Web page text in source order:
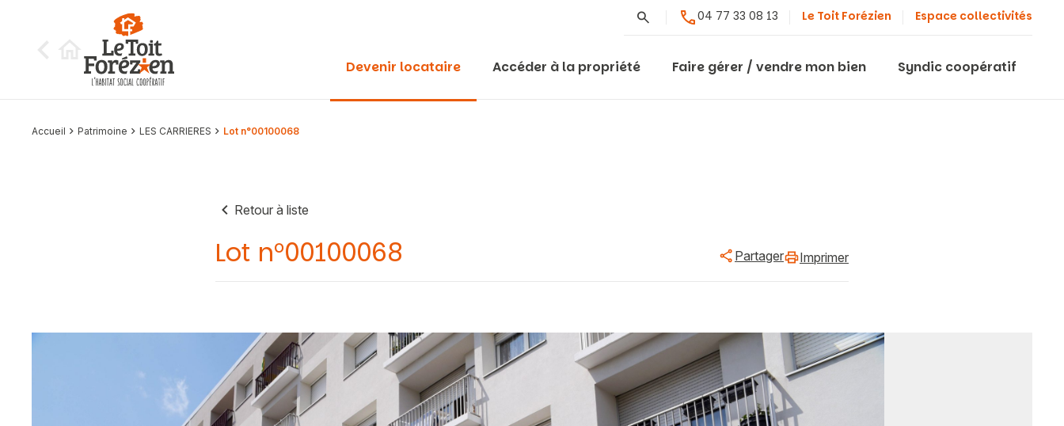
Rechercher04 77 33 08 13 Le Toit Forézien Espace collectivités
Devenir locataire Accéder à la propriété Faire gérer / vendre mon bien Syndic coopératif
Accueil Patrimoine LES CARRIERES Lot n°00100068
Retour à liste
Lot n°00100068 Partager Imprimer